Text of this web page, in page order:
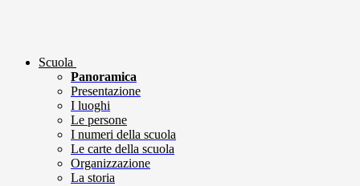
Scuola
Panoramica
Presentazione
I luoghi
Le persone
I numeri della scuola
Le carte della scuola
Organizzazione
La storia